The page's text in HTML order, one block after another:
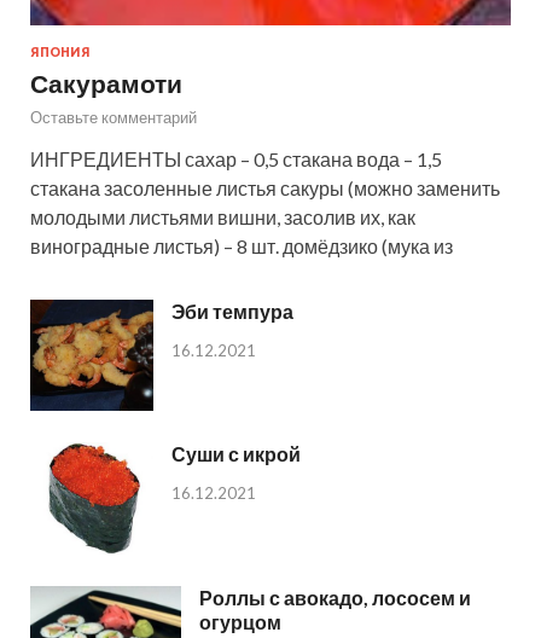
ЯПОНИЯ
Сакурамоти
Оставьте комментарий
ИНГРЕДИЕНТЫ сахар – 0,5 стакана вода – 1,5
стакана засоленные листья сакуры (можно заменить
молодыми листьями вишни, засолив их, как
виноградные листья) – 8 шт. домёдзико (мука из
Эби темпура
16.12.2021
Суши с икрой
16.12.2021
Роллы с авокадо, лососем и
огурцом